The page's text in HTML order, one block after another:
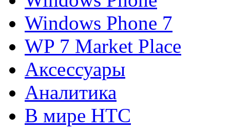
Windows Phone 7
WP 7 Market Place
Аксессуары
Аналитика
В мире HTC